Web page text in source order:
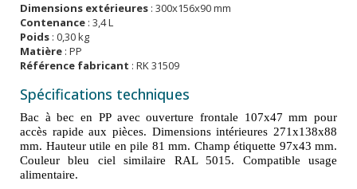
Dimensions extérieures : 300x156x90 mm
Contenance : 3,4 L
Poids : 0,30 kg
Matière : PP
Référence fabricant : RK 31509
Spécifications techniques
Bac à bec en PP avec ouverture frontale 107x47 mm pour
accès rapide aux pièces. Dimensions intérieures 271x138x88
mm. Hauteur utile en pile 81 mm. Champ étiquette 97x43 mm.
Couleur bleu ciel similaire RAL 5015. Compatible usage
alimentaire.